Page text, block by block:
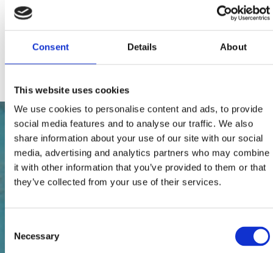
Consent Details About
This website uses cookies
We use cookies to personalise content and ads, to provide
social media features and to analyse our traffic. We also
share information about your use of our site with our social
media, advertising and analytics partners who may combine
it with other information that you’ve provided to them or that
they’ve collected from your use of their services.
Selection
Necessary
Zusätze:
Haustiere